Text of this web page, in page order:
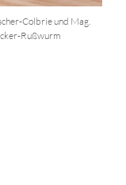
Colbrie und Mag.
Rußwurm